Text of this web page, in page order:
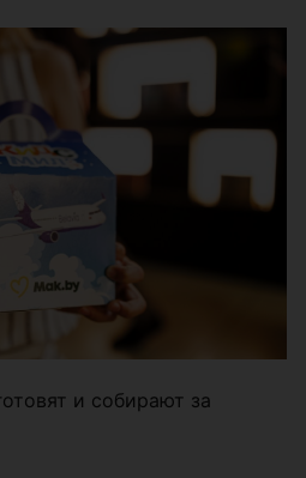
и собирают за